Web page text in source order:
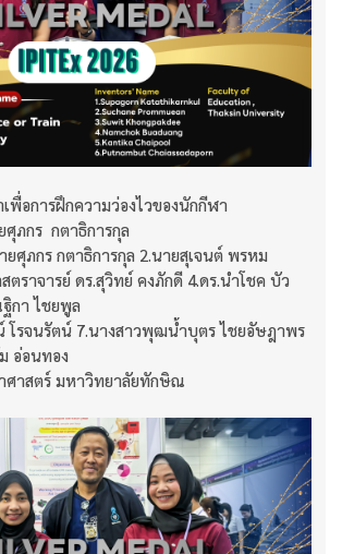
พื่อการฝึกความว่องไวของนักกีฬา
ศุภกร กตาธิการกุล
ยศุภกร กตาธิการกุล 2.นายสุเจนต์ พรหม
ตราจารย์ ดร.สุวิทย์ คงภักดี 4.ดร.นำโชค บัว
กา ไชยพูล
โรจนรัตน์ 7.นางสาวพุฒน้ำบุตร ไชยอัษฎาพร
อ่อนทอง
าสตร์ มหาวิทยาลัยทักษิณ